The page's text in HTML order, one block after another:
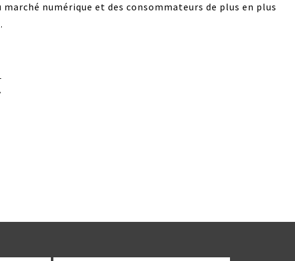
numérique et des consommateurs de plus en plus